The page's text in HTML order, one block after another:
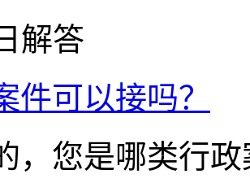
解答
件可以接吗？
，您是哪类行